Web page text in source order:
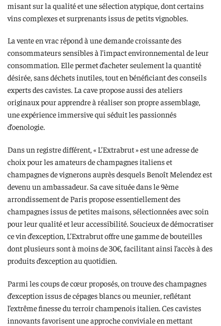
misant sur la qualité et une sélection atypique, dont certains
vins complexes et surprenants issus de petits vignobles.
La vente en vrac répond à une demande croissante des
consommateurs sensibles à l’impact environnemental de leur
consommation. Elle permet d’acheter seulement la quantité
désirée, sans déchets inutiles, tout en bénéficiant des conseils
experts des cavistes. La cave propose aussi des ateliers
originaux pour apprendre à réaliser son propre assemblage,
une expérience immersive qui séduit les passionnés
d’oenologie.
Dans un registre différent, « L’Extrabrut » est une adresse de
choix pour les amateurs de champagnes italiens et
champagnes de vignerons auprès desquels Benoît Melendez est
devenu un ambassadeur. Sa cave située dans le 9ème
arrondissement de Paris propose essentiellement des
champagnes issus de petites maisons, sélectionnées avec soin
pour leur qualité et leur accessibilité. Soucieux de démocratiser
ce vin d’exception, L’Extrabrut offre une gamme de bouteilles
dont plusieurs sont à moins de 30€, facilitant ainsi l’accès à des
produits d’exception au quotidien.
Parmi les coups de cœur proposés, on trouve des champagnes
d’exception issus de cépages blancs ou meunier, reflétant
l’extrême finesse du terroir champenois italien. Ces cavistes
innovants favorisent une approche conviviale en mettant